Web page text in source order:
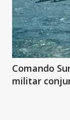
Comando
militar